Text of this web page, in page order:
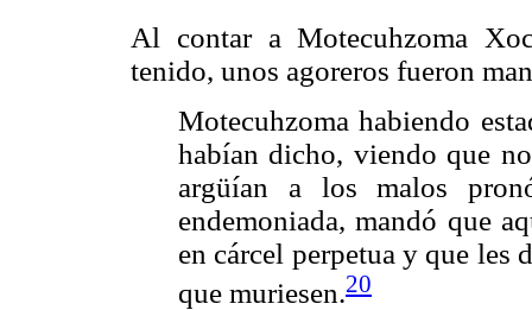
Al contar a Motecuhzoma
tenido, unos agoreros fueron
Motecuhzoma habiendo
habían dicho, viendo que
argüían a los malos
endemoniada, mandó que
en cárcel perpetua y que les
que muriesen.20